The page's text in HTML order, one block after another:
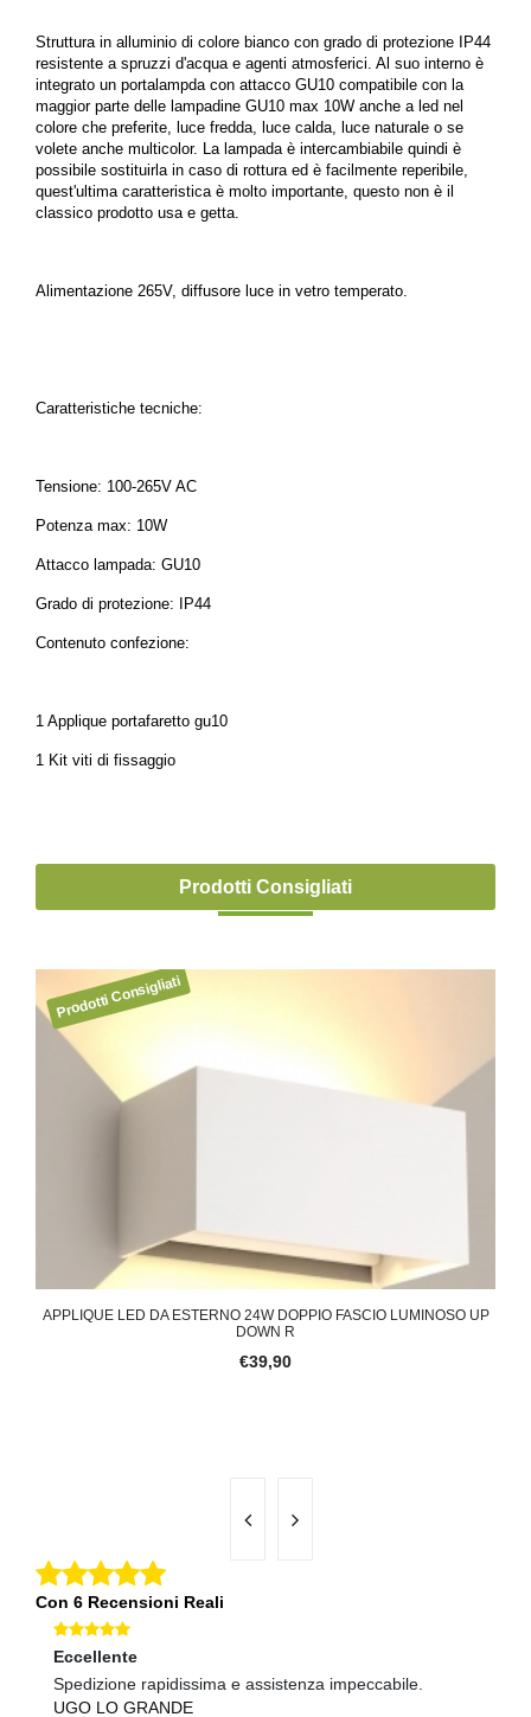
Struttura in alluminio di colore bianco con grado di protezione IP44
resistente a spruzzi d'acqua e agenti atmosferici. Al suo interno è
integrato un portalampda con attacco GU10 compatibile con la
maggior parte delle lampadine GU10 max 10W anche a led nel
colore che preferite, luce fredda, luce calda, luce naturale o se
volete anche multicolor. La lampada è intercambiabile quindi è
possibile sostituirla in caso di rottura ed è facilmente reperibile,
quest'ultima caratteristica è molto importante, questo non è il
classico prodotto usa e getta.
Alimentazione 265V, diffusore luce in vetro temperato.
Caratteristiche tecniche:
Tensione: 100-265V AC
Potenza max: 10W
Attacco lampada: GU10
Grado di protezione: IP44
Contenuto confezione:
1 Applique portafaretto gu10
1 Kit viti di fissaggio
Prodotti Consigliati
APPLIQUE LED DA ESTERNO 24W DOPPIO FASCIO LUMINOSO UP
DOWN R
€39,90
Con 6 Recensioni Reali
Eccellente
Spedizione rapidissima e assistenza impeccabile.
UGO LO GRANDE